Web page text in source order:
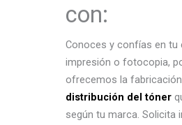
con:
Conoces y confías en tu
impresión o fotocopia,
ofrecemos la
distribución del tóner
según tu marca. Solicita